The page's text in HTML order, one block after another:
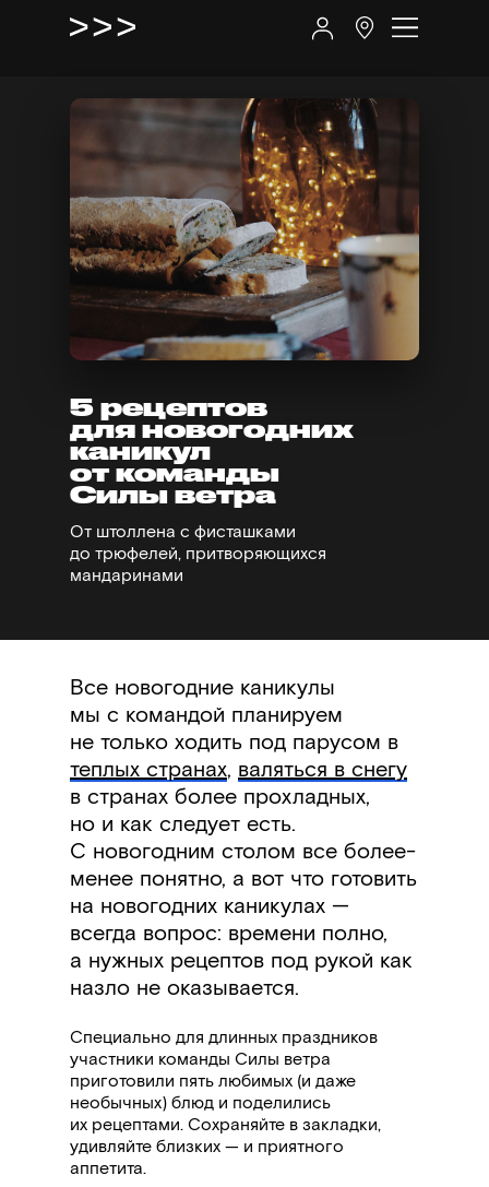
5 рецептов
для новогодних
каникул
от команды
Силы ветра
От штоллена с фисташками
до трюфелей, притворяющихся
мандаринами
Все новогодние каникулы
мы с командой планируем
не только ходить под парусом в
теплых странах, валяться в снегу
в странах более прохладных,
но и как следует есть.
С новогодним столом все более-
менее понятно, а вот что готовить
на новогодних каникулах —
всегда вопрос: времени полно,
а нужных рецептов под рукой как
назло не оказывается.
Специально для длинных праздников
участники команды Силы ветра
приготовили пять любимых (и даже
необычных) блюд и поделились
их рецептами. Сохраняйте в закладки,
удивляйте близких — и приятного
аппетита.